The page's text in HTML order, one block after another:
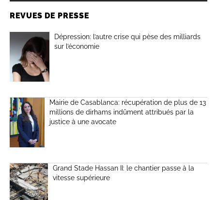
REVUES DE PRESSE
Dépression: l’autre crise qui pèse des milliards
sur l’économie
Mairie de Casablanca: récupération de plus de 13
millions de dirhams indûment attribués par la
justice à une avocate
Grand Stade Hassan II: le chantier passe à la
vitesse supérieure